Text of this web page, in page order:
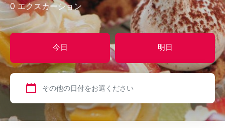
0 エクスカーション
今日 明日